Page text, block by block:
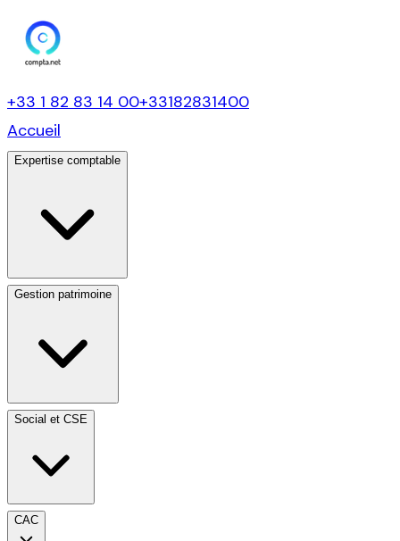
+33 1 82 83 14 00+33182831400
Accueil
Expertise comptable
Gestion patrimoine
Social et CSE
CAC